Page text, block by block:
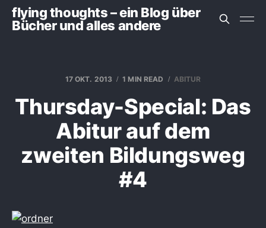
flying thoughts – ein Blog über
Bücher und alles andere
17 OKT. 2013 1 MIN READ ABITUR
Thursday-Special: Das
Abitur auf dem
zweiten Bildungsweg
#4